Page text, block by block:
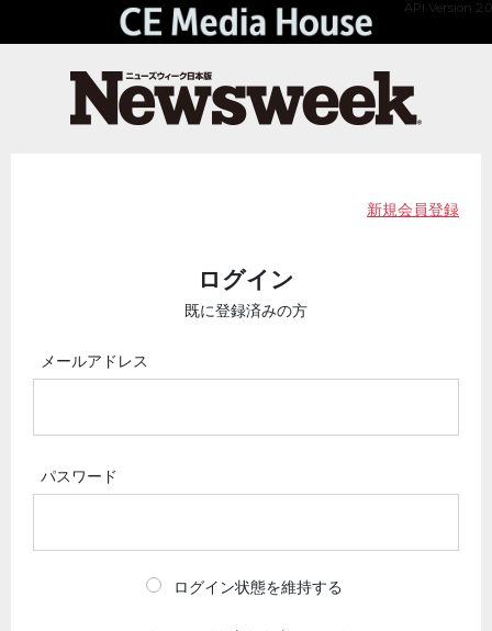
API Version 2.0
新規会員登録
ログイン
既に登録済みの方
メールアドレス
パスワード
ログイン状態を維持する